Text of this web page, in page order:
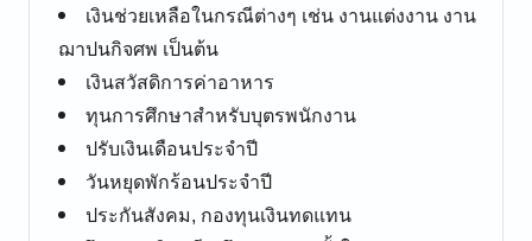
เงินช่วยเหลือในกรณีต่างๆ เช่น งานแต่งงาน งาน
ฌาปนกิจศพ เป็นต้น
เงินสวัสดิการค่าอาหาร
ทุนการศึกษาสำหรับบุตรพนักงาน
ปรับเงินเดือนประจำปี
วันหยุดพักร้อนประจำปี
ประกันสังคม, กองทุนเงินทดแทน